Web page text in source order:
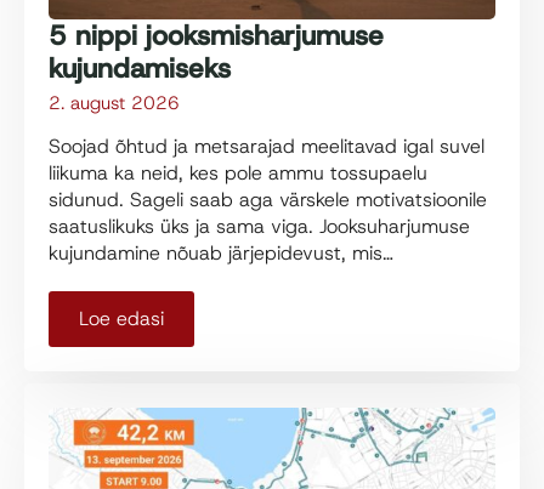
5 nippi jooksmisharjumuse
kujundamiseks
2. august 2026
Soojad õhtud ja metsarajad meelitavad igal suvel
liikuma ka neid, kes pole ammu tossupaelu
sidunud. Sageli saab aga värskele motivatsioonile
saatuslikuks üks ja sama viga. Jooksuharjumuse
kujundamine nõuab järjepidevust, mis…
Loe edasi